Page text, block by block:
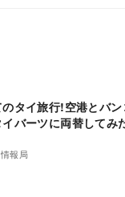
報局
タイ旅行!空港とバ
イバーツに両替してみ